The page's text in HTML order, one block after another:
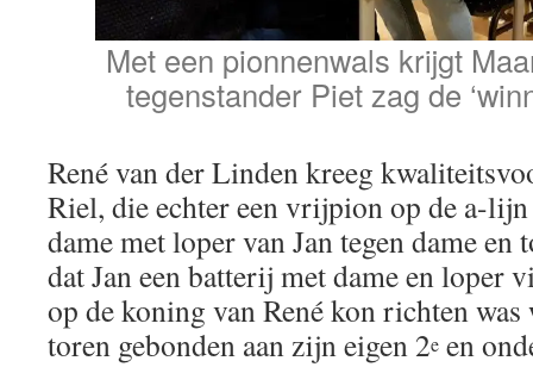
Met een pionnenwals krijgt
tegenstander Piet zag de
René van der Linden kreeg
Riel, die echter een vrijpion op de a-
dame met loper van Jan tegen dame en
dat Jan een batterij met dame en loper
op de koning van René kon richten
toren gebonden aan zijn eigen 2e en